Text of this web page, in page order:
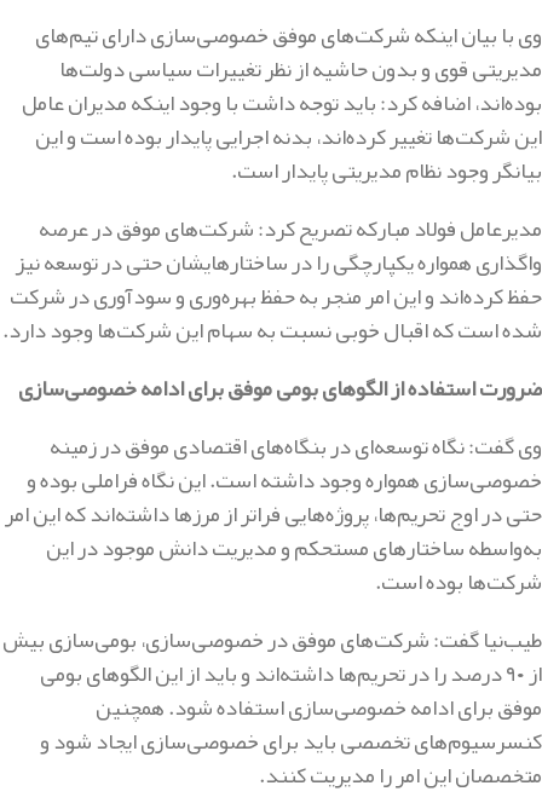
وی با بیان اینکه شرکت‌های موفق خصوصی‌سازی دارای تیم‌های
مدیریتی قوی و بدون حاشیه از نظر تغییرات سیاسی دولت‌ها
بوده‌اند، اضافه کرد: باید توجه داشت با وجود اینکه مدیران عامل
این شرکت‌ها تغییر کرده‌اند، بدنه اجرایی پایدار بوده است و این
بیانگر وجود نظام مدیریتی پایدار است.
مدیرعامل فولاد مبارکه تصریح کرد: شرکت‌های موفق در عرصه
واگذاری همواره یکپارچگی را در ساختارهایشان حتی در توسعه نیز
حفظ کرده‌اند و این امر منجر به حفظ بهره‌وری و سودآوری در شرکت
شده است که اقبال خوبی نسبت به سهام این شرکت‌ها وجود دارد.
ضرورت استفاده از الگوهای بومی موفق برای ادامه خصوصی‌سازی
وی گفت: نگاه توسعه‌ای در بنگاه‌های اقتصادی موفق در زمینه
خصوصی‌سازی همواره وجود داشته است. این نگاه فراملی بوده و
حتی در اوج تحریم‌ها، پروژه‌هایی فراتر از مرزها داشته‌اند که این امر
به‌واسطه ساختارهای مستحکم و مدیریت دانش موجود در این
شرکت‌ها بوده است.
طیب‌نیا گفت: شرکت‌های موفق در خصوصی‌سازی، بومی‌سازی بیش
از ۹۰ درصد را در تحریم‌ها داشته‌اند و باید از این الگوهای بومی
موفق برای ادامه خصوصی‌سازی استفاده شود. همچنین
کنسرسیوم‌های تخصصی باید برای خصوصی‌سازی ایجاد شود و
متخصصان این امر را مدیریت کنند.